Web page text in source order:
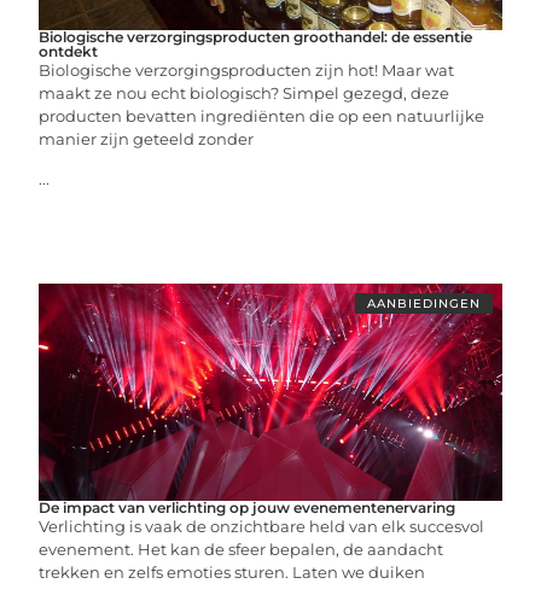
Biologische verzorgingsproducten groothandel: de essentie
ontdekt
Biologische verzorgingsproducten zijn hot! Maar wat
maakt ze nou echt biologisch? Simpel gezegd, deze
producten bevatten ingrediënten die op een natuurlijke
manier zijn geteeld zonder
...
AANBIEDINGEN
De impact van verlichting op jouw evenementenervaring
Verlichting is vaak de onzichtbare held van elk succesvol
evenement. Het kan de sfeer bepalen, de aandacht
trekken en zelfs emoties sturen. Laten we duiken